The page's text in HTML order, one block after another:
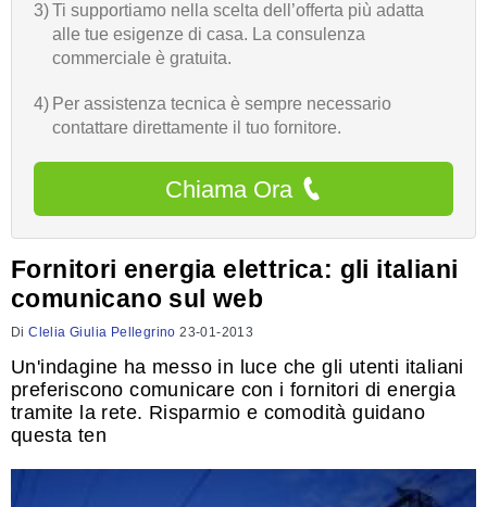
3)Ti supportiamo nella scelta dell’offerta più adatta
alle tue esigenze di casa. La consulenza
commerciale è gratuita.
4) Per assistenza tecnica è sempre necessario
contattare direttamente il tuo fornitore.
Chiama Ora
Fornitori energia elettrica: gli italiani
comunicano sul web
DiClelia Giulia Pellegrino 23-01-2013
Un'indagine ha messo in luce che gli utenti italiani
preferiscono comunicare con i fornitori di energia
tramite la rete. Risparmio e comodità guidano
questa ten